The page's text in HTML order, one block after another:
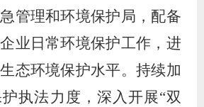
管理和环境保护局，配备
业日常环境保护工作，进
态环境保护水平。持续加
执法力度，深入开展“双